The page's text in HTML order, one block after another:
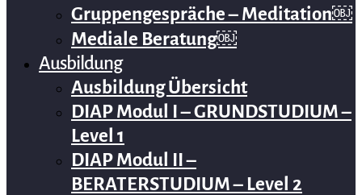
Gruppengespräche – Meditation￼
Mediale Beratung￼
Ausbildung
Ausbildung Übersicht
DIAP Modul I – GRUNDSTUDIUM –
Level 1
DIAP Modul II –
BERATERSTUDIUM – Level 2